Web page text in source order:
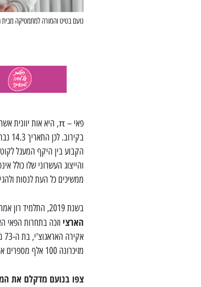
נועם בטיט והמורה למתמטיקה
הקבוע בין היקף המעגל
והייצוג העשרוני שלו כולל
ממשיכים כל העת לנסות
בשנת 2019, התלמיד רון אמרוסי, שהיה בכיתה ח' מהתיכון הישיבתי נריה בנים שבעוטף עזה, שבר את
הארצי וזכה בתחרות הפאי
מזיכרונה 100 אלף מספרים אחרי הנקודה העשרונית. כשהשיא הקודם עמד על 83,431 מספרים אחרי הנקודה.
צפו בנועם מדקלם את